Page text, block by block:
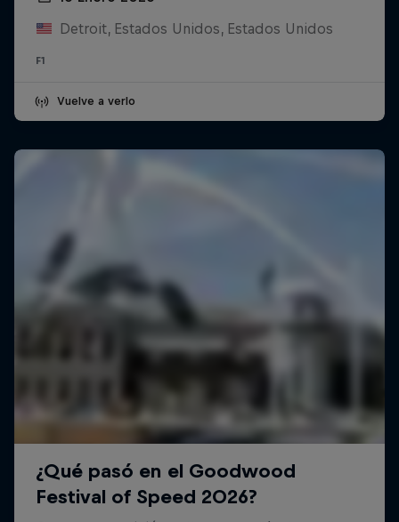
Detroit, Estados Unidos, Estados Unidos
F1
Vuelve a verlo